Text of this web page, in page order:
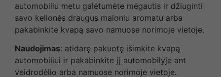
automobiliu metu galėtumėte mėgautis ir džiuginti
savo kelionės draugus maloniu aromatu arba
pakabinkite kvapą savo namuose norimoje vietoje.
Naudojimas: atidarę pakuotę išimkite kvapą
automobiliui ir pakabinkite jį automobilyje ant
veidrodėlio arba namuose norimoje vietoje.